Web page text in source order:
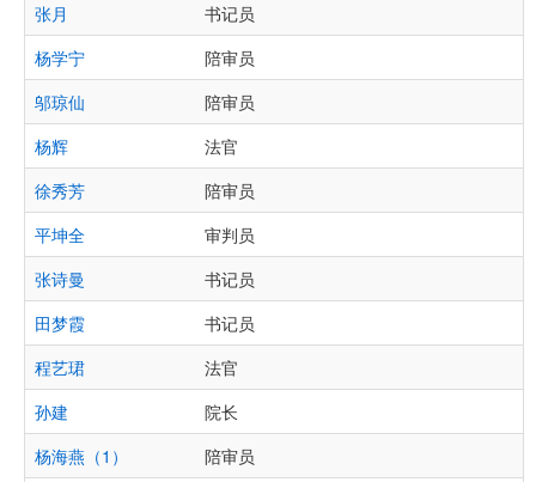
张月
书记员
杨学宁
陪审员
邬琼仙
陪审员
杨辉
法官
徐秀芳
陪审员
平坤全
审判员
张诗曼
书记员
田梦霞
书记员
程艺珺
法官
孙建
院长
杨海燕（1）
陪审员